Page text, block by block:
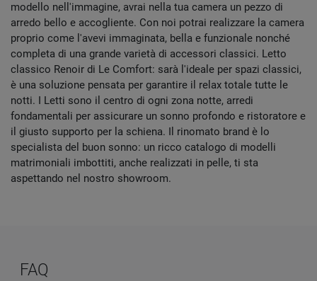
modello nell'immagine, avrai nella tua camera un pezzo di
arredo bello e accogliente. Con noi potrai realizzare la camera
proprio come l'avevi immaginata, bella e funzionale nonché
completa di una grande varietà di accessori classici. Letto
classico Renoir di Le Comfort: sarà l'ideale per spazi classici,
è una soluzione pensata per garantire il relax totale tutte le
notti. I Letti sono il centro di ogni zona notte, arredi
fondamentali per assicurare un sonno profondo e ristoratore e
il giusto supporto per la schiena. Il rinomato brand è lo
specialista del buon sonno: un ricco catalogo di modelli
matrimoniali imbottiti, anche realizzati in pelle, ti sta
aspettando nel nostro showroom.
FAQ